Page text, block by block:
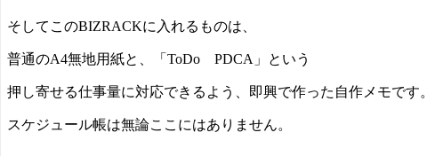
そしてこのBIZRACKに入れるものは、
普通のA4無地用紙と、「ToDo PDCA」という
押し寄せる仕事量に対応できるよう、即興で作った自作メモです。
スケジュール帳は無論ここにはありません。